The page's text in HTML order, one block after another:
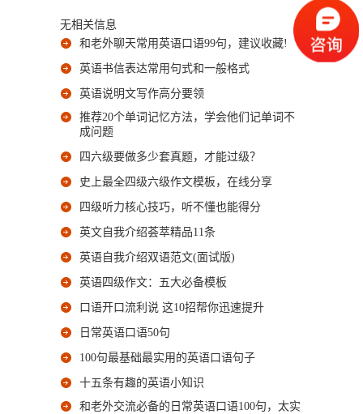
无相关信息
和老外聊天常用英语口语99句，建议收藏!
英语书信表达常用句式和一般格式
英语说明文写作高分要领
推荐20个单词记忆方法，学会他们记单词不
成问题
四六级要做多少套真题，才能过级？
史上最全四级六级作文模板，在线分享
四级听力核心技巧，听不懂也能得分
英文自我介绍荟萃精品11条
英语自我介绍双语范文(面试版)
英语四级作文：五大必备模板
口语开口流利说 这10招帮你迅速提升
日常英语口语50句
100句最基础最实用的英语口语句子
十五条有趣的英语小知识
和老外交流必备的日常英语口语100句，太实